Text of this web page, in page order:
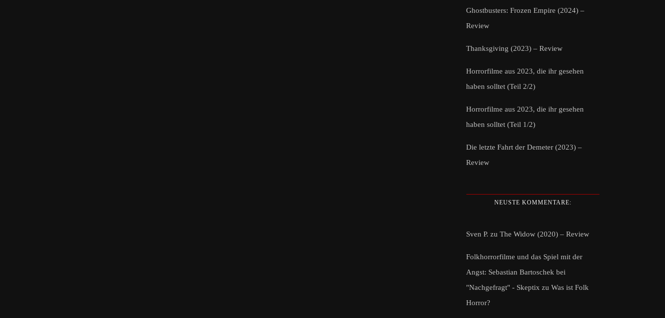
Ghostbusters: Frozen Empire (2024) –
Review
Thanksgiving (2023) – Review
Horrorfilme aus 2023, die ihr gesehen
haben solltet (Teil 2/2)
Horrorfilme aus 2023, die ihr gesehen
haben solltet (Teil 1/2)
Die letzte Fahrt der Demeter (2023) –
Review
NEUSTE KOMMENTARE:
Sven P. zu The Widow (2020) – Review
Folkhorrorfilme und das Spiel mit der
Angst: Sebastian Bartoschek bei
"Nachgefragt" - Skeptix zu Was ist Folk
Horror?